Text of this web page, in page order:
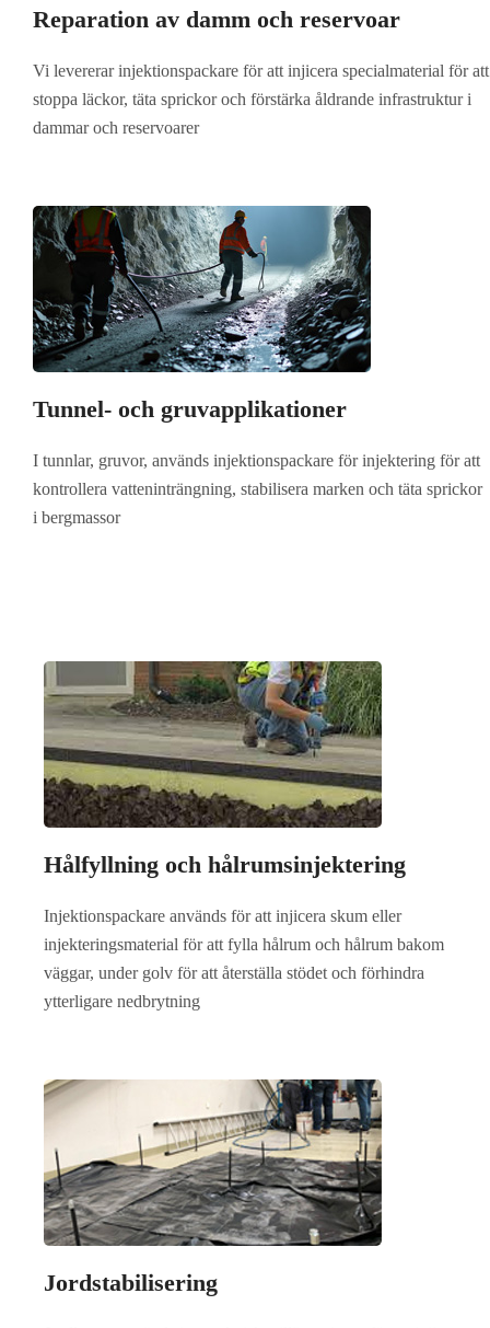
Reparation av damm och reservoar
Vi levererar injektionspackare för att injicera specialmaterial för att
stoppa läckor, täta sprickor och förstärka åldrande infrastruktur i
dammar och reservoarer
Tunnel- och gruvapplikationer
I tunnlar, gruvor, används injektionspackare för injektering för att
kontrollera vatteninträngning, stabilisera marken och täta sprickor
i bergmassor
Hålfyllning och hålrumsinjektering
Injektionspackare används för att injicera skum eller
injekteringsmaterial för att fylla hålrum och hålrum bakom
väggar, under golv för att återställa stödet och förhindra
ytterligare nedbrytning
Jordstabilisering